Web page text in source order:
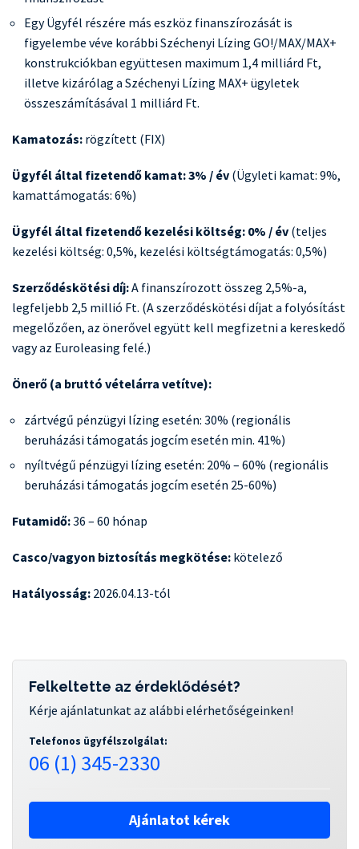
Egy Ügyfél részére más eszköz finanszírozását is
figyelembe véve korábbi Széchenyi Lízing GO!/MAX/MAX+
konstrukciókban együttesen maximum 1,4 milliárd Ft,
illetve kizárólag a Széchenyi Lízing MAX+ ügyletek
összeszámításával 1 milliárd Ft.
Kamatozás: rögzített (FIX)
Ügyfél által fizetendő kamat: 3% / év (Ügyleti kamat: 9%,
kamattámogatás: 6%)
Ügyfél által fizetendő kezelési költség: 0% / év (teljes
kezelési költség: 0,5%, kezelési költségtámogatás: 0,5%)
Szerződéskötési díj:A finanszírozott összeg 2,5%-a,
legfeljebb 2,5 millió Ft. (A szerződéskötési díjat a folyósítást
megelőzően, az önerővel együtt kell megfizetni a kereskedő
vagy az Euroleasing felé.)
Önerő (a bruttó vételárra vetítve):
zártvégű pénzügyi lízing esetén: 30% (regionális
beruházási támogatás jogcím esetén min. 41%)
nyíltvégű pénzügyi lízing esetén: 20% – 60% (regionális
beruházási támogatás jogcím esetén 25-60%)
Futamidő:36 – 60 hónap
Casco/vagyon biztosítás megkötése: kötelező
Hatályosság: 2026.04.13-tól
Felkeltette az érdeklődését?
Kérje ajánlatunkat az alábbi elérhetőségeinken!
Telefonos ügyfélszolgálat:
06 (1) 345-2330
Ajánlatot kérek